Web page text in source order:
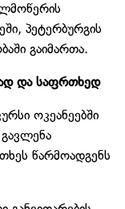
პეტერბურგის
გაიმართა.
და საფრთხედ
ოკეანეებში
წარმოადგენს